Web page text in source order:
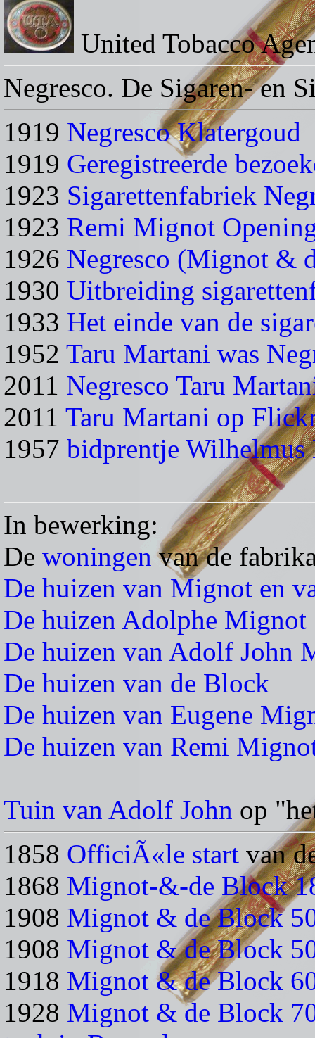
United Tobacco
Negresco. De Sigaren- en
1919 Negresco Klatergoud
1919 Geregistreerde
1923 Sigarettenfabriek
1923 Remi Mignot
1926 Negresco (Mignot &
1930 Uitbreiding
1933 Het einde van de
1952 Taru Martani was
2011 Negresco Taru
2011 Taru Martani op
1957 bidprentje Wilhelmus
In bewerking:
De woningenvan de
De huizen van Mignot en
De huizen Adolphe Mignot
De huizen van Adolf John
De huizen van de Block
De huizen van Eugene
De huizen van Remi
Tuin van Adolf John op
1858 OfficiÃ«le start van
1868 Mignot-&-de Block
1908 Mignot & de Block
1908 Mignot & de Block
1918 Mignot & de Block
1928 Mignot & de Block